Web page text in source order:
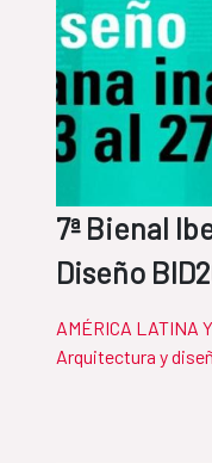
7ª Bienal
Diseño
AMÉRICA LATINA
Arquitectura y